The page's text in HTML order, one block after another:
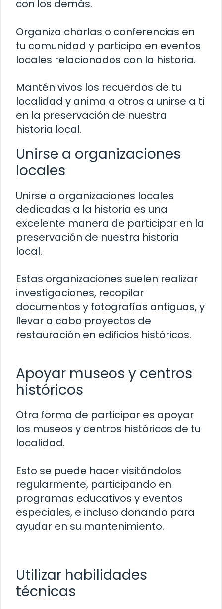
con los demás.
Organiza charlas o conferencias en
tu comunidad y participa en eventos
locales relacionados con la historia.
Mantén vivos los recuerdos de tu
localidad y anima a otros a unirse a ti
en la preservación de nuestra
historia local.
Unirse a organizaciones
locales
Unirse a organizaciones locales
dedicadas a la historia es una
excelente manera de participar en la
preservación de nuestra historia
local.
Estas organizaciones suelen realizar
investigaciones, recopilar
documentos y fotografías antiguas, y
llevar a cabo proyectos de
restauración en edificios históricos.
Apoyar museos y centros
históricos
Otra forma de participar es apoyar
los museos y centros históricos de tu
localidad.
Esto se puede hacer visitándolos
regularmente, participando en
programas educativos y eventos
especiales, e incluso donando para
ayudar en su mantenimiento.
Utilizar habilidades
técnicas